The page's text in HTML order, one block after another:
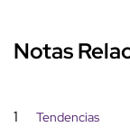
Notas
1 Tendencias